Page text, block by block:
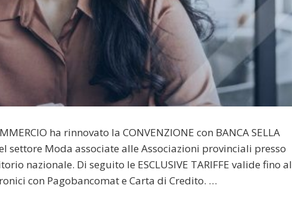
ha rinnovato la CONVENZIONE con BANCA SELLA
settore Moda associate alle Associazioni provinciali presso
nazionale. Di seguito le ESCLUSIVE TARIFFE valide fino al
con Pagobancomat e Carta di Credito. …